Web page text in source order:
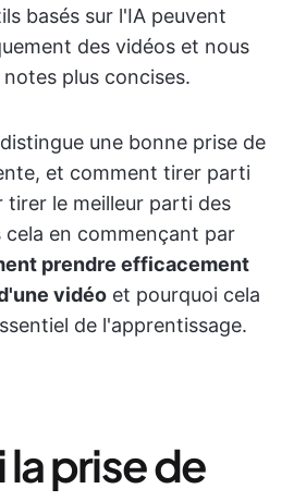
basés sur l'IA peuvent
des vidéos et nous
plus concises.
une bonne prise de
et comment tirer parti
tirer le meilleur parti des
cela en commençant par
prendre efficacement
vidéo et pourquoi cela
de l'apprentissage.
prise de